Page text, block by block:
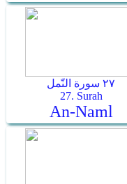
٢٧ سورة النّمل
27. Surah
An-Naml